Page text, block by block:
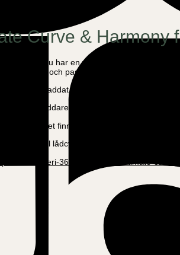
Curve & Harmony
. Om du har en yngre cykelmodell, välj
och passar vår elektriska modell,
är fulladdat. Det finns en tydlig
laddare kan bära onödigt eller skada
viktigt. Det finna många billiga och väldigt
Family el lådcykel
produkt/batteri-36v-13-ah-li-ion-ultimate-curve/